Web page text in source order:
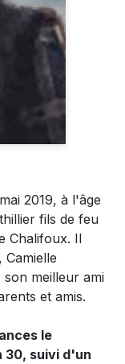
à l'âge
fils de feu
Chalifoux. Il
Camielle
meilleur ami
et amis.
le
30, suivi d'un